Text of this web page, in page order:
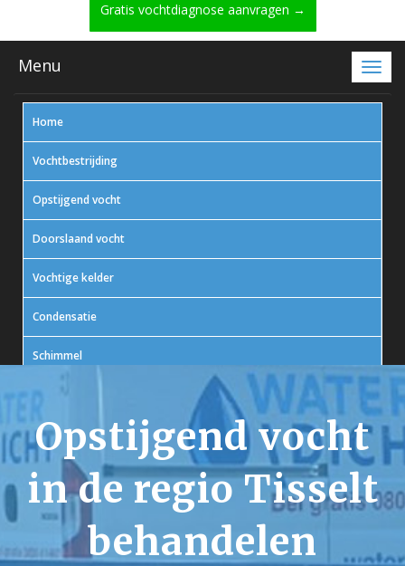
Gratis vochtdiagnose aanvragen →
Menu
Home
Vochtbestrijding
Opstijgend vocht
Doorslaand vocht
Vochtige kelder
Condensatie
Schimmel
Contact
Opstijgend vocht
in de regio Tisselt
behandelen